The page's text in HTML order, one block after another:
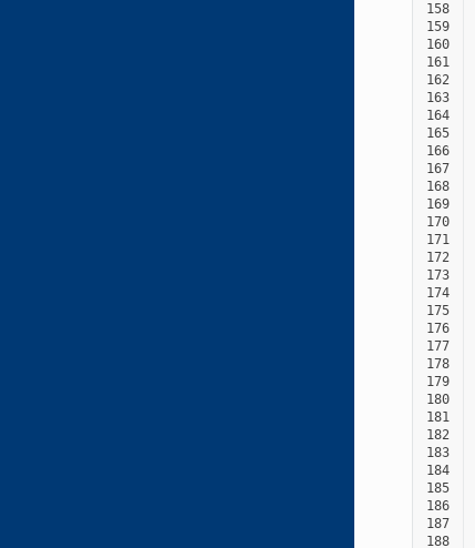
158
159
160
161
162
163
164
165
166
167
168
169
170
171
172
173
174
175
176
177
178
179
180
181
182
183
184
185
186
187
188